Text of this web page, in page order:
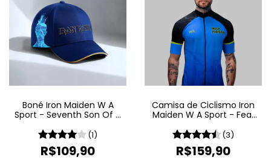
Boné Iron Maiden W A
Sport - Seventh Son Of A
(1)
R$109,90
Camisa de Ciclismo Iron
Maiden W A Sport - Fear
(3)
R$159,90